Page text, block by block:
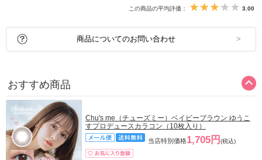
この商品の平均評価： 3.00
商品についてのお問い合わせ
おすすめ商品
Chu's me（チューズミー）ベイビーブラウン ゆうこ
すプロデュースカラコン（10枚入り）
当店特別価格1,705円 (税込)